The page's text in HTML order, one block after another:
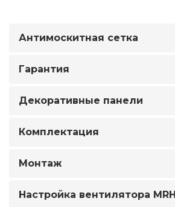
Антимоскитная сетка
Гарантия
Декоративные панели
Комплектация
Монтаж
Настройка вентилятора MRH